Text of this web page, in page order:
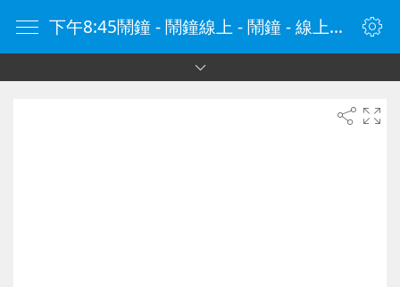
下午8:45鬧鐘 - 鬧鐘線上 - 鬧鐘 - 線上鬧鐘 - 在線鬧鐘 - 鬧鐘在線 - naozhong.tw